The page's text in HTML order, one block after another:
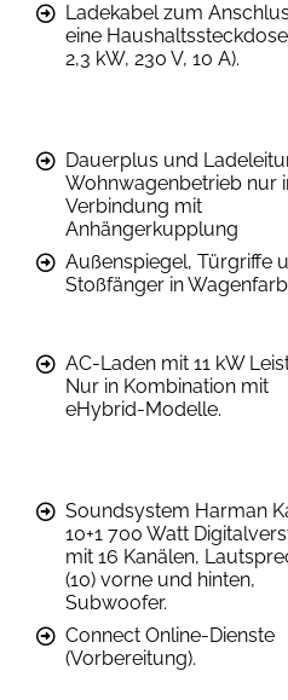
Ladekabel zum
eine
2,3 kW, 230 V, 10 A).
Dauerplus und
Wohnwagenbetrieb nur
Verbindung mit
Anhängerkupplung
Außenspiegel, Türgriffe
Stoßfänger in
AC-Laden mit 11 kW
Nur in Kombination mit
eHybrid-Modelle.
Soundsystem Harman
10+1 700 Watt
mit 16 Kanälen,
(10) vorne und hinten,
Subwoofer.
Connect Online-Dienste
(Vorbereitung).